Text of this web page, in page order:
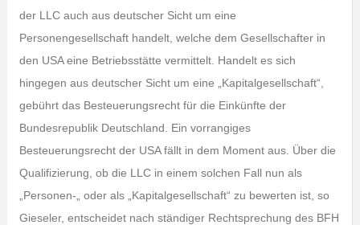
der LLC auch aus deutscher Sicht um eine
Personengesellschaft handelt, welche dem Gesellschafter in
den USA eine Betriebsstätte vermittelt. Handelt es sich
hingegen aus deutscher Sicht um eine „Kapitalgesellschaft“,
gebührt das Besteuerungsrecht für die Einkünfte der
Bundesrepublik Deutschland. Ein vorrangiges
Besteuerungsrecht der USA fällt in dem Moment aus. Über die
Qualifizierung, ob die LLC in einem solchen Fall nun als
„Personen-„ oder als „Kapitalgesellschaft“ zu bewerten ist, so
Gieseler, entscheidet nach ständiger Rechtsprechung des BFH